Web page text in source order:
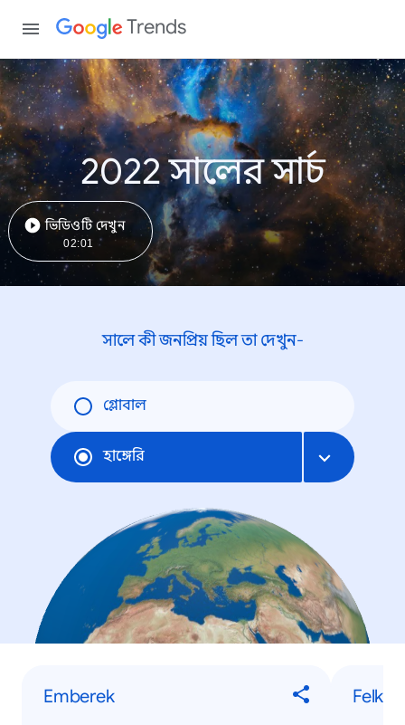
Trends
2022 সালের সার্চ
ভিডিওটি দেখুন
02:01
সালে কী জনপ্রিয় ছিল তা দেখুন-
গ্লোবাল
হাঙ্গেরি
Emberek